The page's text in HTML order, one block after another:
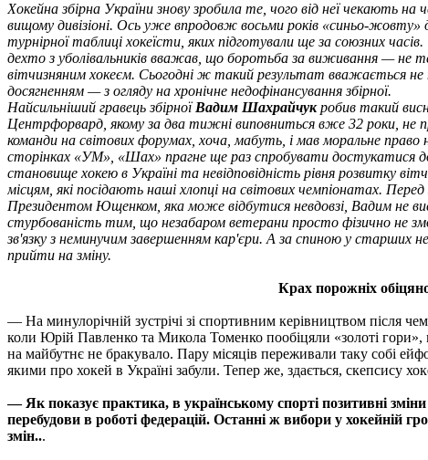
Хокейна збірна України знову зробила те, чого від неї чекають на
вищому дивізіоні. Ось уже впродовж восьми років «синьо-
турнірної таблиці хокеїсти, яких підготували ще за союзних
дехто з уболівальників вважав, що боротьба за виживання — не
вітчизняним хокеєм. Сьогодні ж такий результат вважається
досягненням — з огляду на хронічне недофінансування збірної.
Найсильніший гравець збірної Вадим Шахрайчукробив такий
Центрфорвард, якому за два тижні виповниться вже 32 роки, не
команди на світових форумах, хоча, мабуть, і мав моральне
сторінках «УМ», «Шах» прагне ще раз спробувати достукатися до
становище хокею в Україні та невідповідність рівня розвитку
місцям, які посідають наші хлопці на світових чемпіонатах.
Президентом Ющенком, яка може відбутися невдовзi, Вадим не
стурбованість тим, що незабаром ветерани просто фізично не
зв'язку з неминучим завершенням кар'єри. А за спиною у старших
прийти на зміну.
Крах порожніх
— На минулорічній зустрічі зі спортивним керівництвом після
коли Юрій Павленко та Микола Томенко пообіцяли «золоті
на майбутнє не бракувало. Пару місяців переживали таку собі
якими про хокей в Україні забули. Тепер же, здається, скепсису
— Як показує практика, в українському спорті позитивні
перебудови в роботі федерацій. Останні ж вибори у хокейній
змін...